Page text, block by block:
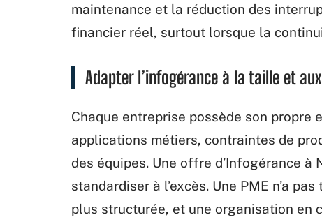
maintenance et la réduction des
financier réel, surtout lorsque la
Adapter l’infogérance à la taille et
Chaque entreprise possède son propre
applications métiers, contraintes de
des équipes. Une offre d’Infogérance à
standardiser à l’excès. Une PME n’a
plus structurée, et une organisation en